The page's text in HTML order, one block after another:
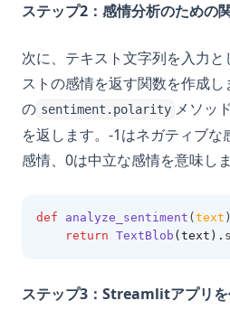
ステップ2：感情分析のための
次に、テキスト文字列を入力
ストの感情を返す関数を作成
の sentiment.polarity メソッ
を返します。-1はネガティブ
感情、0は中立な感情を意味しま
def analyze_sentiment ( text
return TextBlob (text).
ステップ3：Streamlitアプリを